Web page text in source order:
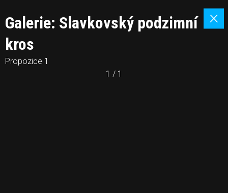
Galerie: Slavkovský podzimní
kros
Propozice 1
1 / 1